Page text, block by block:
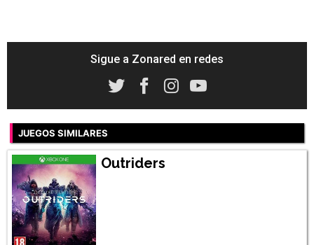
Sigue a Zonared en redes
JUEGOS SIMILARES
Outriders